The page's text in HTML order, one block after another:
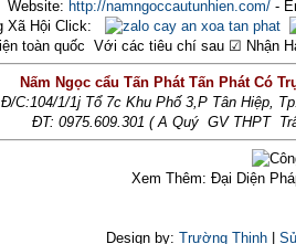
Website: http://namngoccautunhien.com/ -
Xã Hội Click:
toàn quốc Với các tiêu chí sau ☑ Nhận
Nấm Ngọc cẩu Tấn Phát Tấn Phát Có
Đ/C:104/1/1j Tổ 7c Khu Phố 3,P Tân Hiệp,
ĐT: 0975.609.301 ( A Quý GV THPT
Xem Thêm: Đại Diện
Design by: Trường Thịnh |